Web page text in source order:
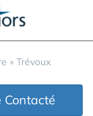
» Trévoux
Contacté